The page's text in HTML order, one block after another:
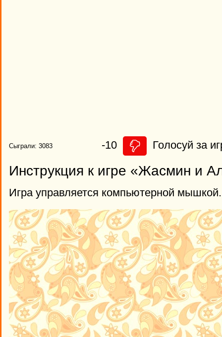
Сыграли: 3083 -10 Голосуй за
Инструкция к игре «Жасмин и
Игра управляется компьютерной мышкой.